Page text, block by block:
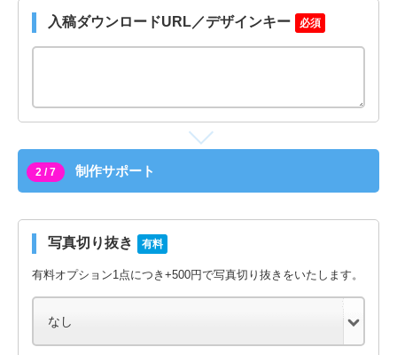
入稿ダウンロードURL／デザインキー 必須
2 / 7 制作サポート
写真切り抜き 有料
有料オプション1点につき+500円で写真切り抜きをいたします。